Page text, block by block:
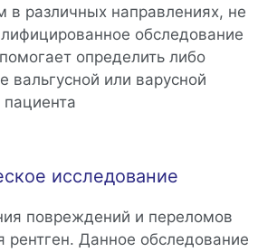
в различных направлениях, не
обследование
определить либо
вальгусной или варусной
исследование
повреждений и переломов
рентген. Данное обследование